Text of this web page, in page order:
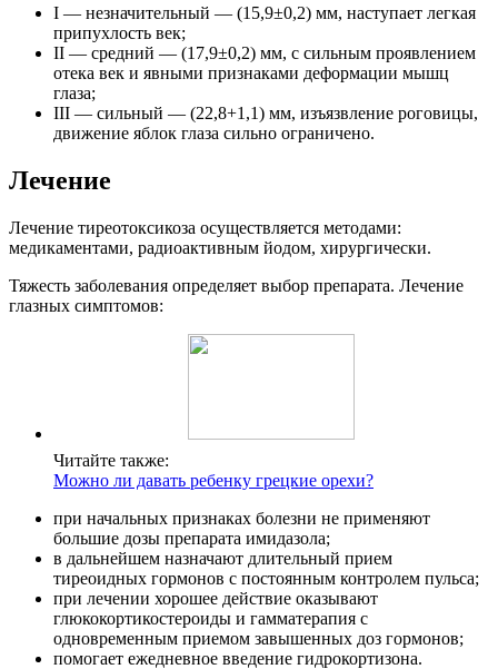
I — незначительный — (15,9±0,2) мм, наступает легкая
припухлость век;
II — средний — (17,9±0,2) мм, с сильным проявлением
отека век и явными признаками деформации мышц
глаза;
III — сильный — (22,8+1,1) мм, изъязвление роговицы,
движение яблок глаза сильно ограничено.
Лечение
Лечение тиреотоксикоза осуществляется методами:
медикаментами, радиоактивным йодом, хирургически.
Тяжесть заболевания определяет выбор препарата. Лечение
глазных симптомов:
Читайте также:
Можно ли давать ребенку грецкие орехи?
при начальных признаках болезни не применяют
большие дозы препарата имидазола;
в дальнейшем назначают длительный прием
тиреоидных гормонов с постоянным контролем пульса;
при лечении хорошее действие оказывают
глюкокортикостероиды и гамматерапия с
одновременным приемом завышенных доз гормонов;
помогает ежедневное введение гидрокортизона.